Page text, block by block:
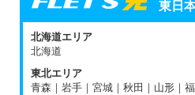
東日
北海道エリア
北海道
東北エリア
青森｜岩手｜宮城｜秋田｜山形｜